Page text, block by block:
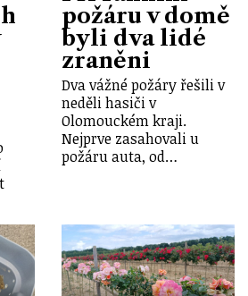
požáru v domě
byli dva lidé
zraněni
Dva vážné požáry řešili v
neděli hasiči v
Olomouckém kraji.
Nejprve zasahovali u
požáru auta, od…